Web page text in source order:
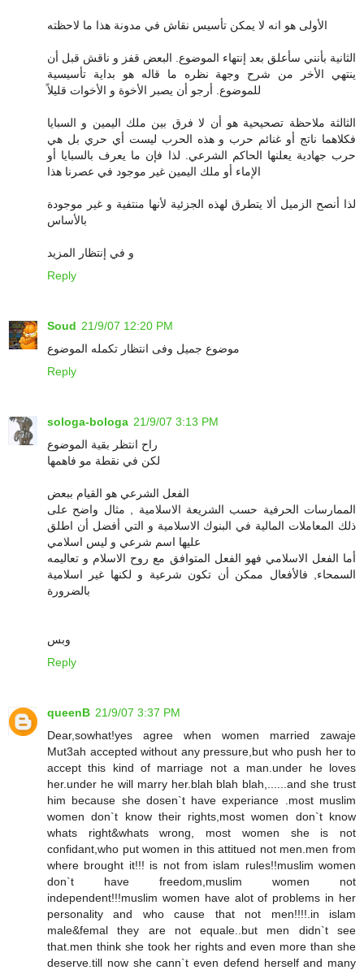
الأولى هو انه لا يمكن تأسيس نقاش في مدونة هذا ما لاحظته
الثانية بأنني سأعلق بعد إنتهاء الموضوع. البعض قفز و ناقش قبل أن
ينتهي الأخر من شرح وجهة نظره ما قاله هو بداية تأسيسية
للموضوع. أرجو أن يصبر الأخوة و الأخوات قليلاً
الثالثة ملاحظة تصحيحية هو أن لا فرق بين ملك اليمين و السبايا
فكلاهما ناتج أو غنائم حرب و هذه الحرب ليست أي حري بل هي
حرب جهادية يعلنها الحاكم الشرعي. لذا فإن ما يعرف بالسبايا أو
الإماء أو ملك اليمين غير موجود في عصرنا هذا
لذا أنصح الزميل ألا يتطرق لهذه الجزئية لأنها منتفية و غير موجودة
بالأساس
و في إنتظار المزيد
Reply
Soud 21/9/07 12:20 PM
موضوع جميل وفى انتظار تكمله الموضوع
Reply
sologa-bologa 21/9/07 3:13 PM
راح انتظر بقية الموضوع
لكن في نقطة مو فاهمها
الفعل الشرعي هو القيام ببعض
الممارسات الحرفية حسب الشريعة الاسلامية , مثال واضح على
ذلك المعاملات المالية في البنوك الاسلامية و التي أفضل أن اطلق
عليها اسم شرعي و ليس اسلامي
أما الفعل الاسلامي فهو الفعل المتوافق مع روح الاسلام و تعاليمه
السمحاء, فالأفعال ممكن أن تكون شرعية و لكنها غير اسلامية
بالضرورة
وبس
Reply
queenB 21/9/07 3:37 PM
Dear,sowhat!yes agree when women married zawaje
Mut3ah accepted without any pressure,but who push her to
accept this kind of marriage not a man.under he loves
her.under he will marry her.blah blah blah,......and she trust
him because she dosen`t have experiance .most muslim
women don`t know their rights,most women don`t know
whats right&whats wrong, most women she is not
confidant,who put women in this attitued not men.men from
where brought it!!! is not from islam rules!!muslim women
don`t have freedom,muslim women not
independent!!!muslim women have alot of problems in her
personality and who cause that not men!!!!.in islam
male&femal they are not equale..but men didn`t see
that.men think she took her rights and even more than she
deserve.till now she cann`t even defend herself and many